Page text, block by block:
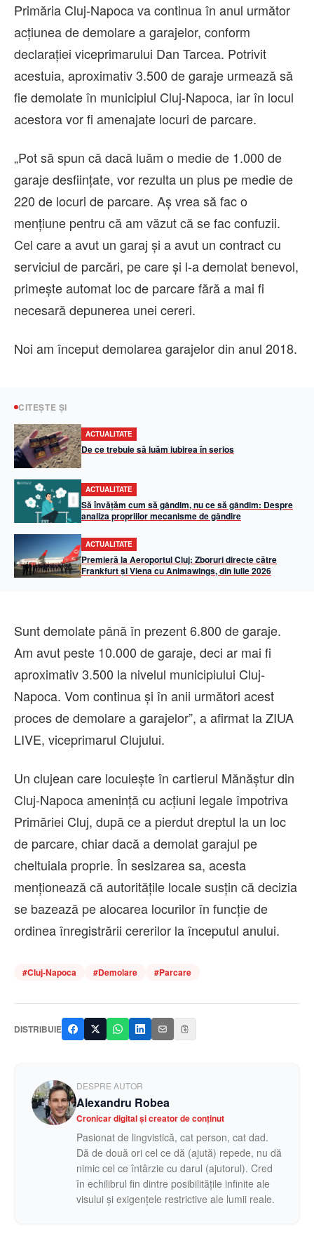
Primăria Cluj-Napoca va continua în anul următor
acțiunea de demolare a garajelor, conform
declarației viceprimarului Dan Tarcea. Potrivit
acestuia, aproximativ 3.500 de garaje urmează să
fie demolate în municipiul Cluj-Napoca, iar în locul
acestora vor fi amenajate locuri de parcare.
„Pot să spun că dacă luăm o medie de 1.000 de
garaje desființate, vor rezulta un plus pe medie de
220 de locuri de parcare. Aș vrea să fac o
mențiune pentru că am văzut că se fac confuzii.
Cel care a avut un garaj și a avut un contract cu
serviciul de parcări, pe care și l-a demolat benevol,
primește automat loc de parcare fără a mai fi
necesară depunerea unei cereri.
Noi am început demolarea garajelor din anul 2018.
CITEȘTE ȘI
ACTUALITATE
De ce trebuie să luăm iubirea în serios
ACTUALITATE
Să învățăm cum să gândim, nu ce să gândim: Despre
analiza propriilor mecanisme de gândire
ACTUALITATE
Premieră la Aeroportul Cluj: Zboruri directe către
Frankfurt și Viena cu Animawings, din iulie 2026
Sunt demolate până în prezent 6.800 de garaje.
Am avut peste 10.000 de garaje, deci ar mai fi
aproximativ 3.500 la nivelul municipiului Cluj-
Napoca. Vom continua și în anii următori acest
proces de demolare a garajelor”, a afirmat la ZIUA
LIVE, viceprimarul Clujului.
Un clujean care locuiește în cartierul Mănăștur din
Cluj-Napoca amenință cu acțiuni legale împotriva
Primăriei Cluj, după ce a pierdut dreptul la un loc
de parcare, chiar dacă a demolat garajul pe
cheltuiala proprie. În sesizarea sa, acesta
menționează că autoritățile locale susțin că decizia
se bazează pe alocarea locurilor în funcție de
ordinea înregistrării cererilor la începutul anului.
#Cluj-Napoca #Demolare #Parcare
DISTRIBUIE
DESPRE AUTOR
Alexandru Robea
Cronicar digital și creator de conținut
Pasionat de lingvistică, cat person, cat dad.
Dă de două ori cel ce dă (ajută) repede, nu dă
nimic cel ce întârzie cu darul (ajutorul). Cred
în echilibrul fin dintre posibilitățile infinite ale
visului și exigențele restrictive ale lumii reale.